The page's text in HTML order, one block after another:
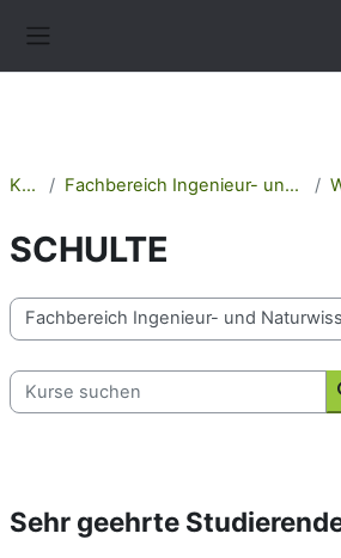
Kurse Fachbereich Ingenieur- und Naturwissenschaften
SCHULTE
Kursbereiche
Kurse suchen
Sehr geehrte